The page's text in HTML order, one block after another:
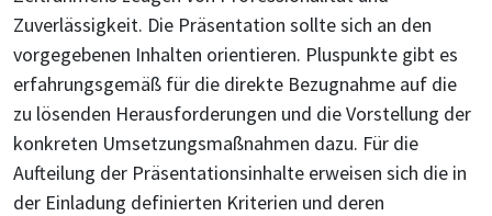
Zuverlässigkeit. Die Präsentation sollte sich an den
vorgegebenen Inhalten orientieren. Pluspunkte gibt es
erfahrungsgemäß für die direkte Bezugnahme auf die
zu lösenden Herausforderungen und die Vorstellung der
konkreten Umsetzungsmaßnahmen dazu. Für die
Aufteilung der Präsentationsinhalte erweisen sich die in
der Einladung definierten Kriterien und deren